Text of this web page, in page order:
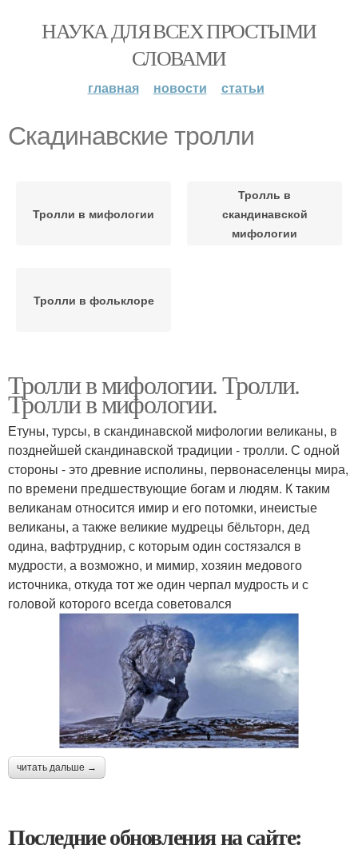
НАУКА ДЛЯ ВСЕХ ПРОСТЫМИ
СЛОВАМИ
главная новости статьи
Скадинавские тролли
Тролли в мифологии
Тролль в
скандинавской
мифологии
Тролли в фольклоре
Тролли в мифологии. Тролли.
Тролли в мифологии.
Етуны, турсы, в скандинавской мифологии великаны, в
позднейшей скандинавской традиции - тролли. С одной
стороны - это древние исполины, первонаселенцы мира,
по времени предшествующие богам и людям. К таким
великанам относится имир и его потомки, инеистые
великаны, а также великие мудрецы бёльторн, дед
одина, вафтруднир, с которым один состязался в
мудрости, а возможно, и мимир, хозяин медового
источника, откуда тот же один черпал мудрость и с
головой которого всегда советовался
читать дальше →
Последние обновления на сайте: